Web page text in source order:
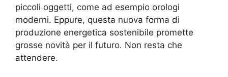
piccoli oggetti, come ad esempio orologi
moderni. Eppure, questa nuova forma di
produzione energetica sostenibile promette
grosse novità per il futuro. Non resta che
attendere.